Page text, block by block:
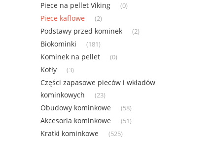
Piece na pellet Viking (0)
Piece kaflowe (2)
Podstawy przed kominek (2)
Biokominki (181)
Kominek na pellet (0)
Kotły (3)
Części zapasowe pieców i wkładów
kominkowych
(23)
Obudowy kominkowe (58)
Akcesoria kominkowe (51)
Kratki kominkowe (525)